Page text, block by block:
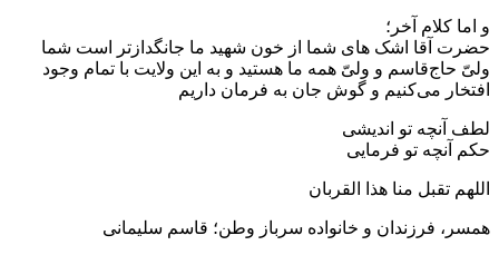
و اما کلام آخر؛
حضرت آقا اشک های شما از خون شهید ما جانگدازتر است شما
ولیّ حاج‌قاسم و ولیّ همه ما هستید و به این ولایت با تمام وجود
افتخار می‌کنیم و گوش جان به فرمان داریم
لطف آنچه تو اندیشی
حکم آنچه تو فرمایی
اللهم تقبل منا هذا القربان
همسر، فرزندان و خانواده سرباز وطن؛ قاسم سلیمانی